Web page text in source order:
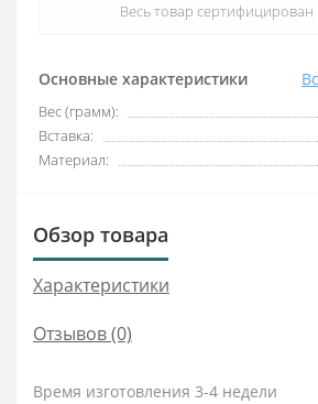
Основные характеристики
Вес (грамм):
Вставка:
Материал:
Весь товар сертифицирован
Обзор товара
Характеристики
Отзывов (0)
Время изготовления 3-4 недели